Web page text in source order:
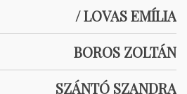
/ LOVAS EMÍLIA
BOROS ZOLTÁN
SZÁNTÓ SZANDRA